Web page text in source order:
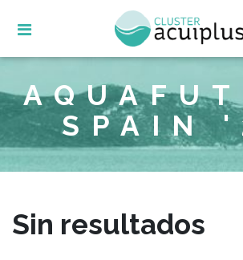
SPAIN
Sin resultados